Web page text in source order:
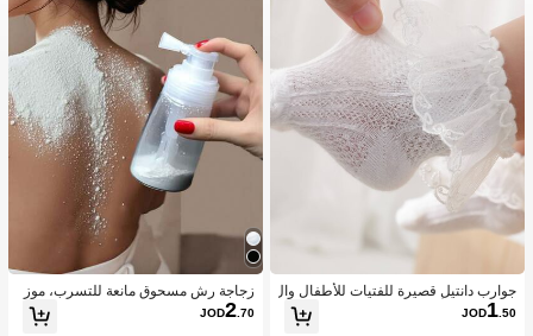
جوارب دانتيل قصيرة للفتيات للأطفال وال
رضع بنمط الأميرة اللطيفة، الخامة، مريح
ة ومتوفرة بتصميم دانتيل بأجنحة بيضاء و
JOD1.50
زجاجة رش مسحوق مانعة للتسرب، موز
ع مسحوق متعدد الاستخدامات، هزاز مس
حوق تالك منزلي محمول، حاوية قابلة لإعا
JOD2.70